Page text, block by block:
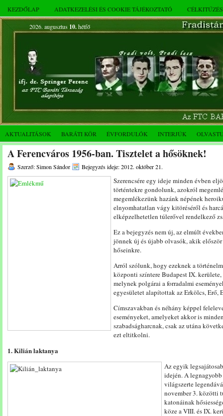
KEZDŐLAP ADATKEZELÉSI ÉS COOKIE TÁJÉKOZTATÓ
2026. augusztus 10.hétfő
AKTUALITÁSOK BARÁTI KÖR ÉVFORDULÓK INTERJÚK
A Ferencváros 1956-ban. Tisztelet a hősöknek!
Szerző: Simon Sándor Bejegyzés ideje: 2012. október 21.
Szerencsére egy ideje minden évben
történtekre gondolunk, azokról
megemlékezünk hazánk népének
elnyomhatatlan vágy kitöréséről és
elképzelhetetlen túlerővel rendelkező
Ez a bejegyzés nem új, az elmúlt
jönnek új és újabb olvasók, akik
hőseinkre.
Arról szólunk, hogy ezeknek a
központi színtere Budapest IX.
melynek polgárai a forradalmi
egyesületet alapítottak az Erkölcs, Erő,
Címszavakban és néhány képpel
eseményeket, amelyeket akkor is
szabadságharcnak, csak az utána
ezt eltitkolni.
1. Kilián laktanya
Az egyik
idején. A
világszerte
november 3. közötti
katonáinak
köze a VIII. és IX.